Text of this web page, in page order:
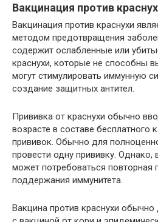
Вакцинация против
Вакцинация против краснухи
методом предотвращения
содержит ослабленные или
краснухи, которые не способны
могут стимулировать иммунную
создание защитных антител.
Прививка от краснухи обычно
возрасте в составе бесплатного
прививок. Обычно для
провести одну прививку. Однако,
может потребоваться повторная
поддержания иммунитета.
Вакцина против краснухи